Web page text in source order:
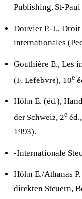
Publishing, St-
Douvier P.-J.,
internationales
Gouthière B., Les
(F. Lefebvre), 10e
Höhn E. (éd.),
der Schweiz, 2e
1993).
-Internationale
Höhn E./Athanas
direkten Steuern,